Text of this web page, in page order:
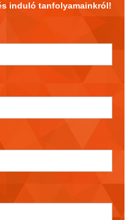
induló tanfolyamainkról!